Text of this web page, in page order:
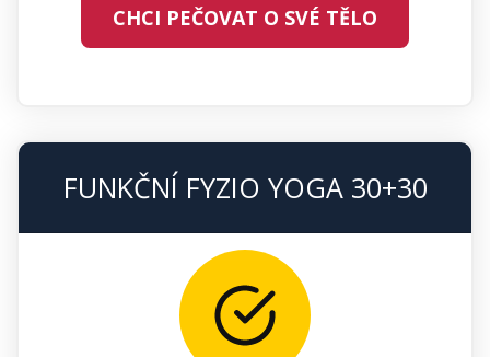
CHCI PEČOVAT O SVÉ TĚLO
FUNKČNÍ FYZIO YOGA 30+30